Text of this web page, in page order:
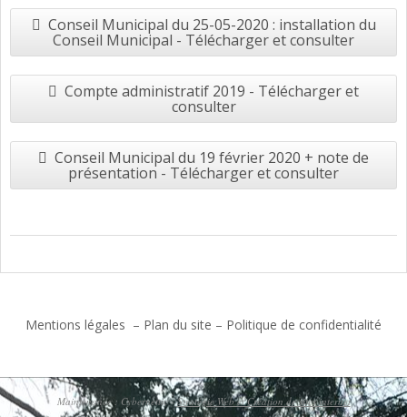
Conseil Municipal du 25-05-2020 : installation du
Conseil Municipal - Télécharger et consulter
Compte administratif 2019 - Télécharger et
consulter
Conseil Municipal du 19 février 2020 + note de
présentation - Télécharger et consulter
Mentions légales – Plan du site – Politique de confidentialité
Maintenance : Cybernettic -Stratégie Web et Création de sites internet